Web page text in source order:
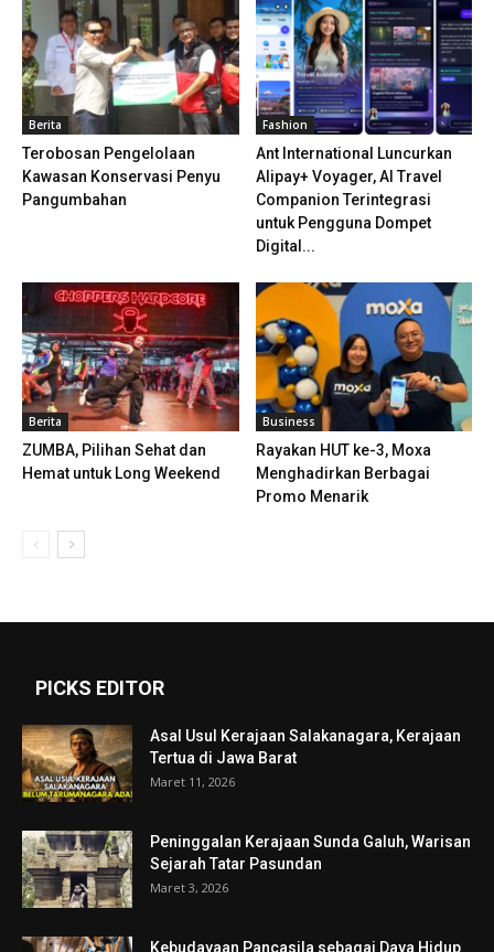
Berita
Terobosan Pengelolaan
Kawasan Konservasi Penyu
Pangumbahan
Fashion
Ant International Luncurkan
Alipay+ Voyager, AI Travel
Companion Terintegrasi
untuk Pengguna Dompet
Digital...
Berita
ZUMBA, Pilihan Sehat dan
Hemat untuk Long Weekend
Business
Rayakan HUT ke-3, Moxa
Menghadirkan Berbagai
Promo Menarik
PICKS EDITOR
Asal Usul Kerajaan Salakanagara, Kerajaan
Tertua di Jawa Barat
Maret 11, 2026
Peninggalan Kerajaan Sunda Galuh, Warisan
Sejarah Tatar Pasundan
Maret 3, 2026
Kebudayaan Pancasila sebagai Daya Hidup